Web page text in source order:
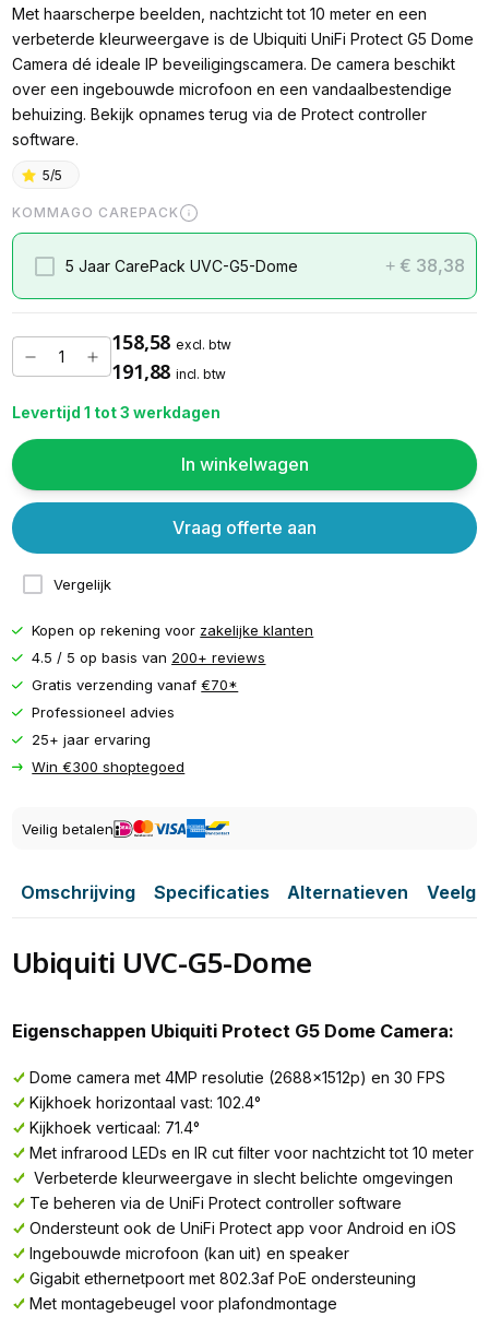
Met haarscherpe beelden, nachtzicht tot 10 meter en een
verbeterde kleurweergave is de Ubiquiti UniFi Protect G5 Dome
Camera dé ideale IP beveiligingscamera. De camera beschikt
over een ingebouwde microfoon en een vandaalbestendige
behuizing. Bekijk opnames terug via de Protect controller
software.
5/5
KOMMAGO CAREPACK
5 Jaar CarePack UVC-G5-Dome + € 38,38
158,58 excl. btw
191,88 incl. btw
Levertijd 1 tot 3 werkdagen
In winkelwagen
Vergelijk
Vraag offerte aan
Kopen op rekening voor zakelijke klanten
4.5 / 5 op basis van 200+ reviews
Gratis verzending vanaf€70*
Professioneel advies
25+ jaar ervaring
Win €300 shoptegoed
Veilig betalen
Omschrijving Specificaties Alternatieven
Ubiquiti UVC-G5-Dome
Eigenschappen Ubiquiti Protect G5 Dome Camera:
Dome camera met 4MP resolutie (2688x1512p) en 30 FPS
Kijkhoek horizontaal vast: 102.4°
Kijkhoek verticaal: 71.4°
Met infrarood LEDs en IR cut filter voor nachtzicht tot 10 meter
Verbeterde kleurweergave in slecht belichte omgevingen
Te beheren via de UniFi Protect controller software
Ondersteunt ook de UniFi Protect app voor Android en iOS
Ingebouwde microfoon (kan uit) en speaker
Gigabit ethernetpoort met 802.3af PoE ondersteuning
Met montagebeugel voor plafondmontage